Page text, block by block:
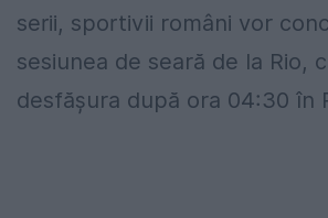
serii, sportivii români vor
sesiunea de seară de la Rio,
desfăşura după ora 04:30 în